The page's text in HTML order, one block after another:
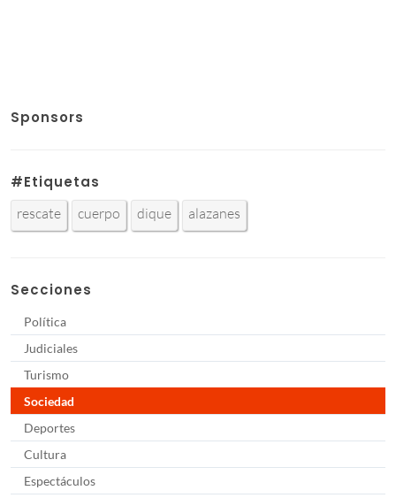
Sponsors
#Etiquetas
rescate cuerpo dique alazanes
Secciones
Política
Judiciales
Turismo
Sociedad
Deportes
Cultura
Espectáculos